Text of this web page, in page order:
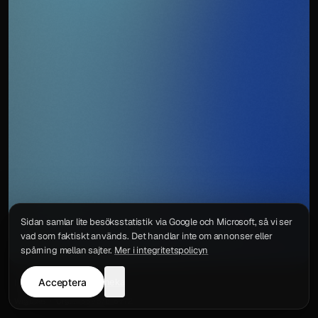
IntegritetspolicyKontakt
Sidan samlar lite besöksstatistik via Google och Microsoft, så vi ser
vad som faktiskt används. Det handlar inte om annonser eller
spårning mellan sajter. Mer i integritetspolicyn
Acceptera neka